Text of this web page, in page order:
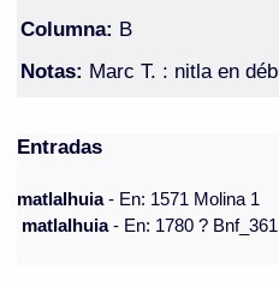
Columna: B
Notas: Marc T. : nitla en
Entradas
matlalhuia- En: 1571 Molina 1
matlalhuia- En: 1780 ? Bnf_361